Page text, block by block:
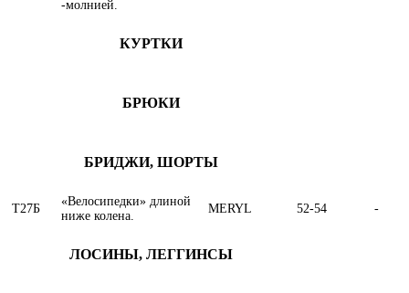
-молнией.
КУРТКИ
БРЮКИ
БРИДЖИ, ШОРТЫ
T27Б
«Велосипедки» длиной
ниже колена.
MERYL 52-54 -
ЛОСИНЫ, ЛЕГГИНСЫ